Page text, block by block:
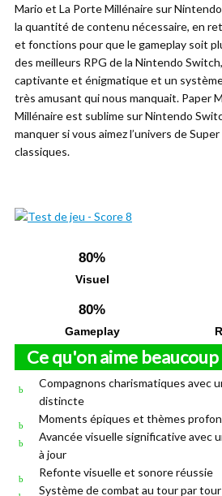
Mario et La Porte Millénaire sur
la quantité de contenu nécessaire, en
et fonctions pour que le gameplay soit
des meilleurs RPG de la Nintendo
captivante et énigmatique et un
très amusant qui nous manquait. Paper
Millénaire est sublime sur Nintendo
manquer si vous aimez l’univers de
classiques.
80%
Visuel
80%
Gameplay
Ce qu'on aime beaucoup
Compagnons charismatiques avec
distincte
Moments épiques et thèmes
Avancée visuelle significative avec
à jour
Refonte visuelle et sonore réussie
Système de combat au tour par